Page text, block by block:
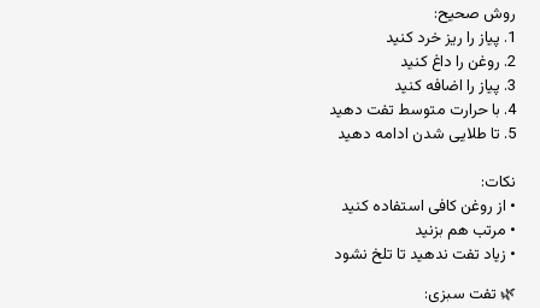
روش صحیح:
1. پیاز را ریز خرد کنید
2. روغن را داغ کنید
3. پیاز را اضافه کنید
4. با حرارت متوسط تفت دهید
5. تا طلایی شدن ادامه دهید
نکات:
• از روغن کافی استفاده کنید
• مرتب هم بزنید
• زیاد تفت ندهید تا تلخ نشود
🌿 تفت سبزی: